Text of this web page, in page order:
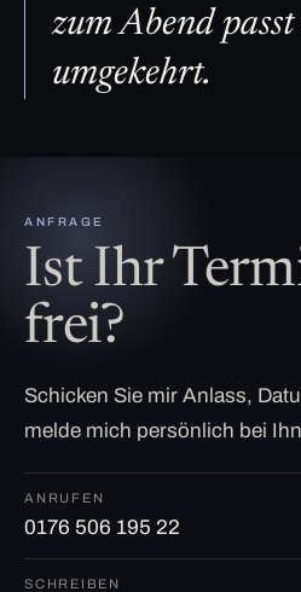
zum Abend
umgekehrt.
ANFRAGE
Ist Ihr
frei?
Schicken Sie mir Anlass,
melde mich persönlich bei
ANRUFEN
0176 506 195 22
SCHREIBEN